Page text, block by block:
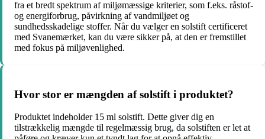
fra et bredt spektrum af miljømæssige kriterier, som f.eks. råstof-
og energiforbrug, påvirkning af vandmiljøet og
sundhedsskadelige stoffer. Når du vælger en solstift certificeret
med Svanemærket, kan du være sikker på, at den er fremstillet
med fokus på miljøvenlighed.
Hvor stor er mængden af solstift i produktet?
Produktet indeholder 15 ml solstift. Dette giver dig en
tilstrækkelig mængde til regelmæssig brug, da solstiften er let at